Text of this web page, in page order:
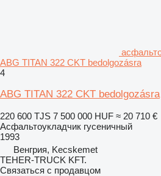
ABG TITAN 322 CKT bedolgozásra
4
ABG TITAN 322 CKT bedolgozásra
220 600 TJS 7 500 000 HUF ≈ 20 710 €
Асфальтоукладчик гусеничный
1993
Венгрия, Kecskemet
TEHER-TRUCK KFT.
Связаться с продавцом